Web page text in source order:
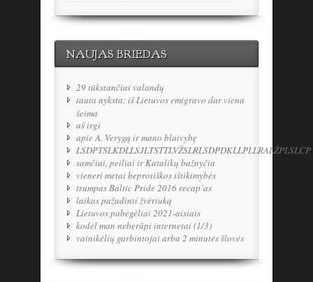
NAUJAS BRIEDAS
29 tūkstančiai valandų
tauta nyksta: iš Lietuvos emigravo dar viena
šeima
aš irgi
apie A. Verygą ir mano blaivybę
LSDPTSLKDLLSJLTSTTLVŽSLRLSDPDKLLPLLRALŽPLSLCP
samčiai, peiliai ir Katalikų bažnyčia
vieneri metai beprotiškos ištikimybės
trumpas Baltic Pride 2016 recap’as
laikas pažadinti žvėriuką
Lietuvos pabėgėliai 2021-aisiais
kodėl man neberūpi internetai (1/3)
vainikėlių garbintojai arba 2 minutės šlovės